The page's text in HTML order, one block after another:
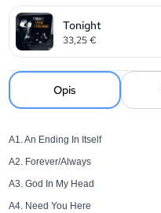
Tonight
33,25€
Opis
A1. An Ending In Itself
A2. Forever/Always
A3. God In My Head
A4. Need You Here